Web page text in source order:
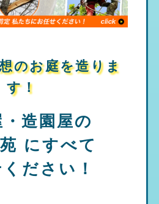
のお庭を造りま
す！
造園屋の
にすべて
ださい！